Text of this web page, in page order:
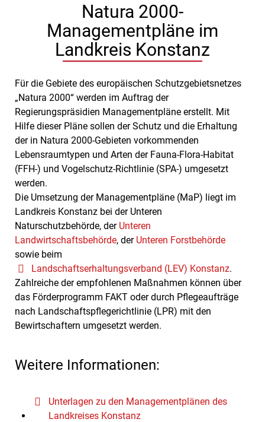
Natura 2000-
Managementpläne im
Landkreis Konstanz
Für die Gebiete des europäischen Schutzgebietsnetzes
„Natura 2000“ werden im Auftrag der
Regierungspräsidien Managementpläne erstellt. Mit
Hilfe dieser Pläne sollen der Schutz und die Erhaltung
der in Natura 2000-Gebieten vorkommenden
Lebensraumtypen und Arten der Fauna-Flora-Habitat
(FFH-) und Vogelschutz-Richtlinie (SPA-) umgesetzt
werden.
Die Umsetzung der Managementpläne (MaP) liegt im
Landkreis Konstanz bei der Unteren
Naturschutzbehörde, der Unteren
Landwirtschaftsbehörde, der Unteren Forstbehörde
sowie beim
Landschaftserhaltungsverband (LEV) Konstanz.
Zahlreiche der empfohlenen Maßnahmen können über
das Förderprogramm FAKT oder durch Pflegeaufträge
nach Landschaftspflegerichtlinie (LPR) mit den
Bewirtschaftern umgesetzt werden.
Weitere Informationen:
Unterlagen zu den Managementplänen des
Landkreises Konstanz